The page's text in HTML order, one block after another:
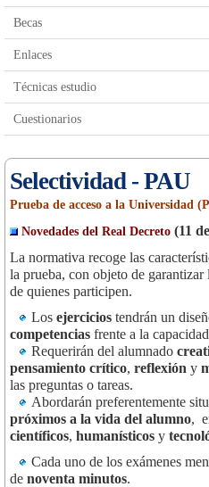
Becas
Enlaces
Técnicas estudio
Cuestionarios
Selectividad - PAU
Prueba de acceso a la Universidad
Novedades del Real Decreto (11
La normativa recoge las
la prueba, con objeto de
de quienes participen.
Los ejercicios tendrán un
competencias frente a la
Requerirán del alumnado
pensamiento crítico, reflexión y
las preguntas o tareas.
Abordarán preferentemente
próximos a la vida del alumno,
científicos, humanísticos y
Cada uno de los exámenes
de noventa minutos.